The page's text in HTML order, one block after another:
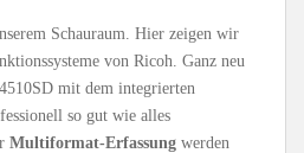
Schauraum. Hier zeigen wir
von Ricoh. Ganz neu
mit dem integrierten
so gut wie alles
Multiformat-Erfassung werden